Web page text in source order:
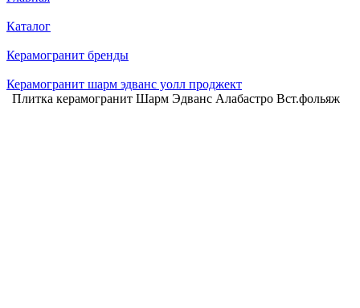
Каталог
Керамогранит бренды
Керамогранит шарм эдванс уолл проджект
Плитка керамогранит Шарм Эдванс Алабастро Вст.фольяж